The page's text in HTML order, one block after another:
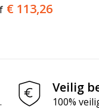
€ 113,26
Veilig
100%